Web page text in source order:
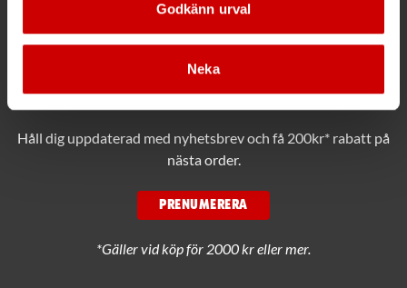
Godkänn urval
Neka
Maila info@wuerth.se
Få rabatt på ditt köp!
Håll dig uppdaterad med nyhetsbrev och få 200kr* rabatt på
nästa order.
PRENUMERERA
*Gäller vid köp för 2000 kr eller mer.